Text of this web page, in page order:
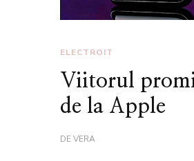
ELECTROIT
Viitorul
de la Apple
DEVERA